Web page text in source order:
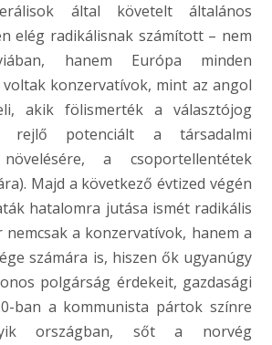
által követelt általános
elég radikálisnak számított – nem
hanem Európa minden
konzervatívok, mint az angol
akik fölismerték a választójog
rejlő potenciált a társadalmi
a csoportellentétek
Majd a következő évtized végén
hatalomra jutása ismét radikális
nemcsak a konzervatívok, hanem a
számára is, hiszen ők ugyanúgy
polgárság érdekeit, gazdasági
ban a kommunista pártok színre
országban, sőt a norvég